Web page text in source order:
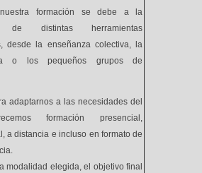
formación se debe a la
de distintas herramientas
desde la enseñanza colectiva, la
o los pequeños grupos de
adaptarnos a las necesidades del
formación presencial,
a distancia e incluso en formato de
modalidad elegida, el objetivo final